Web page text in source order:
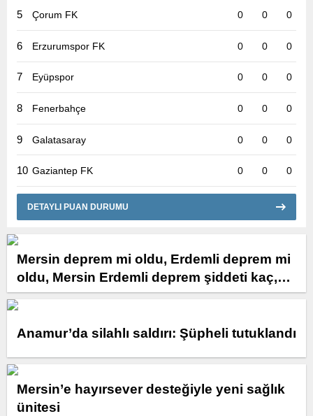
5 Çorum FK 0 0 0
6 Erzurumspor FK 0 0 0
7 Eyüpspor 0 0 0
8 Fenerbahçe 0 0 0
9 Galatasaray 0 0 0
10 Gaziantep FK 0 0 0
DETAYLI PUAN DURUMU
Mersin deprem mi oldu, Erdemli deprem mi
oldu, Mersin Erdemli deprem şiddeti kaç,
deprem merkezi neresi?
Anamur’da silahlı saldırı: Şüpheli tutuklandı
Mersin’e hayırsever desteğiyle yeni sağlık
ünitesi